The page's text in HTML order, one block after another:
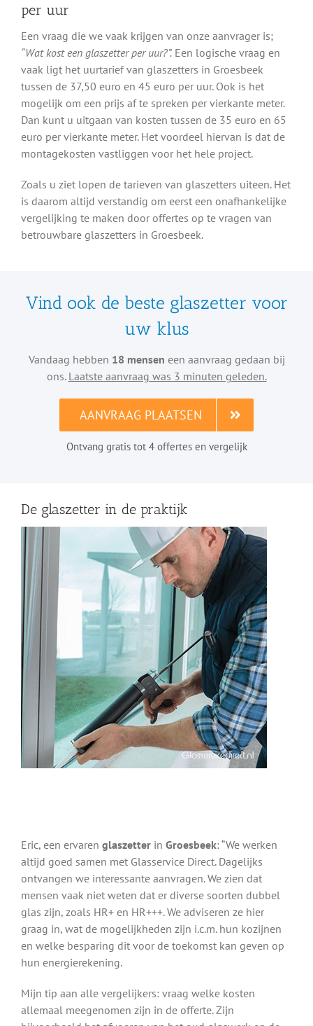
per uur
Een vraag die we vaak krijgen van onze aanvrager is;
“Wat kost een glaszetter per uur?”. Een logische vraag en
vaak ligt het uurtarief van glaszetters in Groesbeek
tussen de 37,50 euro en 45 euro per uur. Ook is het
mogelijk om een prijs af te spreken per vierkante meter.
Dan kunt u uitgaan van kosten tussen de 35 euro en 65
euro per vierkante meter. Het voordeel hiervan is dat de
montagekosten vastliggen voor het hele project.
Zoals u ziet lopen de tarieven van glaszetters uiteen. Het
is daarom altijd verstandig om eerst een onafhankelijke
vergelijking te maken door offertes op te vragen van
betrouwbare glaszetters in Groesbeek.
Vind ook de beste glaszetter voor
uw klus
Vandaag hebben 18 mensen een aanvraag gedaan bij
ons. Laatste aanvraag was 3 minuten geleden.
AANVRAAG PLAATSEN
Ontvang gratis tot 4 offertes en vergelijk
De glaszetter in de praktijk
Eric, een ervaren glaszetter in Groesbeek: “We werken
altijd goed samen met Glasservice Direct. Dagelijks
ontvangen we interessante aanvragen. We zien dat
mensen vaak niet weten dat er diverse soorten dubbel
glas zijn, zoals HR+ en HR+++. We adviseren ze hier
graag in, wat de mogelijkheden zijn i.c.m. hun kozijnen
en welke besparing dit voor de toekomst kan geven op
hun energierekening.
Mijn tip aan alle vergelijkers: vraag welke kosten
allemaal meegenomen zijn in de offerte. Zijn